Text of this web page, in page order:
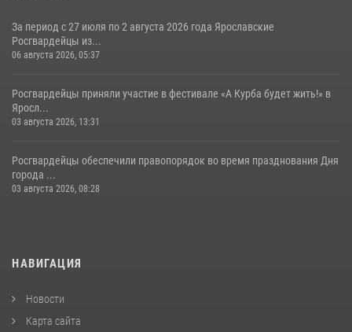
За период с 27 июля по 2 августа 2026 года Ярославские
Росгвардейцы из...
06 августа 2026, 05:37
Росгвардейцы приняли участие в фестивале «А Курба будет жить!» в
Яросл...
03 августа 2026, 13:31
Росгвардейцы обеспечили правопорядок во время празднования Дня
города ...
03 августа 2026, 08:28
НАВИГАЦИЯ
Новости
Карта сайта